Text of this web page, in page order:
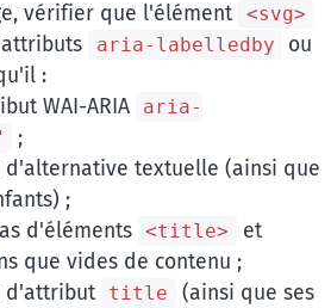
vérifier que l'élément <svg>
aria-labelledby ou
:
WAI-ARIA
aria-
;
d'alternative textuelle (ainsi que
;
d'éléments <title> et
que vides de contenu ;
d'attribut title
(ainsi que ses